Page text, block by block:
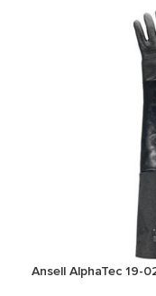
Ansell AlphaTec 19-